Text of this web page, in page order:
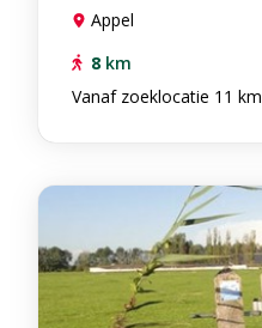
Appel
8 km
Vanaf zoeklocatie 11 km